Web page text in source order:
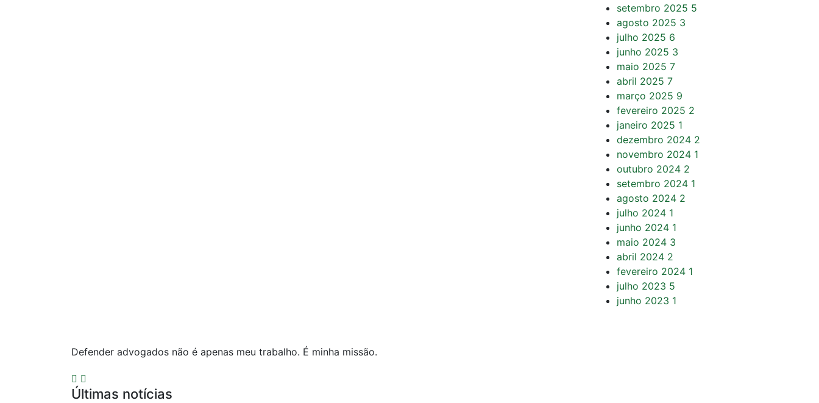
setembro 2025 5
agosto 2025 3
julho 2025 6
junho 2025 3
maio 2025 7
abril 2025 7
março 2025 9
fevereiro 2025 2
janeiro 2025 1
dezembro 2024 2
novembro 2024 1
outubro 2024 2
setembro 2024 1
agosto 2024 2
julho 2024 1
junho 2024 1
maio 2024 3
abril 2024 2
fevereiro 2024 1
julho 2023 5
junho 2023 1
Defender advogados não é apenas meu trabalho. É minha missão.
Últimas notícias